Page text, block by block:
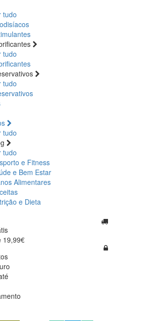
tudo
tudo
tudo
tudo
tudo
e Fitness
e Bem Estar
Alimentares
e Dieta
19,99€